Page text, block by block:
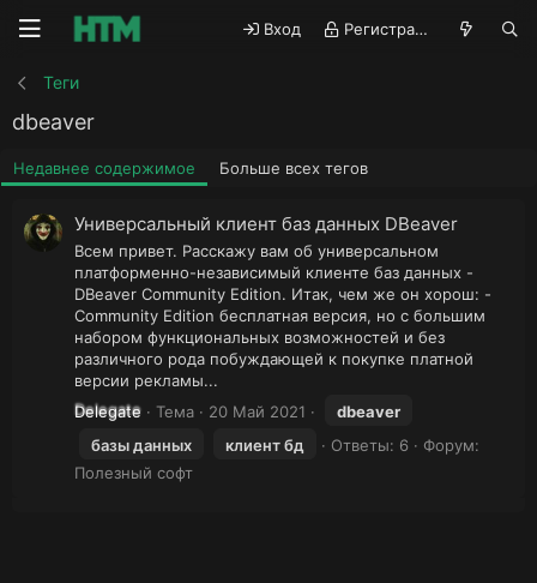
Вход Регистрация
Теги
dbeaver
Недавнее содержимое Больше всех тегов
Универсальный клиент баз данных DBeaver
Всем привет. Расскажу вам об универсальном
платформенно-независимый клиенте баз данных -
DBeaver Community Edition. Итак, чем же он хорош: -
Community Edition бесплатная версия, но с большим
набором функциональных возможностей и без
различного рода побуждающей к покупке платной
версии рекламы...
Delegate
Тема 20 Май 2021
dbeaver
базы данных
клиент бд Ответы: 6
Форум:
Полезный софт